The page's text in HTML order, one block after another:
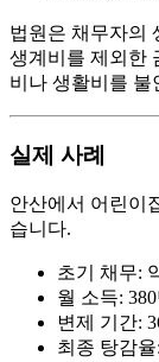
법원은 채무자의
생계비를 제외한
비나 생활비를 불
실제 사례
안산에서 어린이
습니다.
초기 채무:
월 소득:
변제 기간:
최종 탕감율